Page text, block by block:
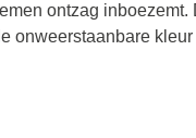
ontzag
onweerstaanbare